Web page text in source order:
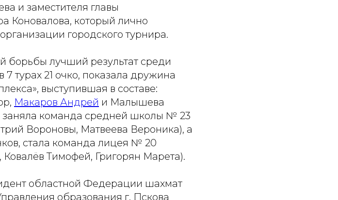
и заместителя главы
Коновалова, который лично
городского турнира.
борьбы лучший результат среди
турах 21 очко, показала дружина
выступившая в составе:
Макаров Андрей и Малышева
заняла команда средней школы № 23
Вороновы, Матвеева Вероника), а
стала команда лицея № 20
Тимофей, Григорян Марета).
областной Федерации шахмат
образования г. Пскова